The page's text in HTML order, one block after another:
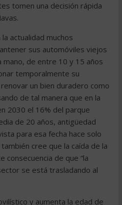
tomen una decisión rápida
actualidad muchos
sus automóviles viejos
de entre 10 y 15 años
temporalmente su
un bien duradero como
de tal manera que en la
2030 el 16% del parque
de 20 años, antigüedad
para esa fecha hace solo
cree que la caída de la
consecuencia de que “la
se está trasladando al
y aumenta la edad de